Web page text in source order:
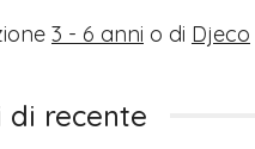
3 - 6 anni o di Djeco
di recente